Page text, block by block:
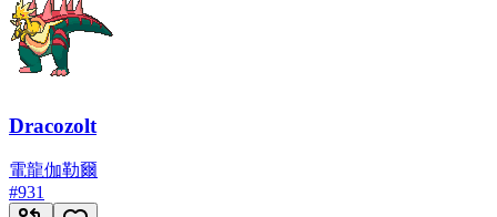
Dracozolt
電龍伽勒爾
#931